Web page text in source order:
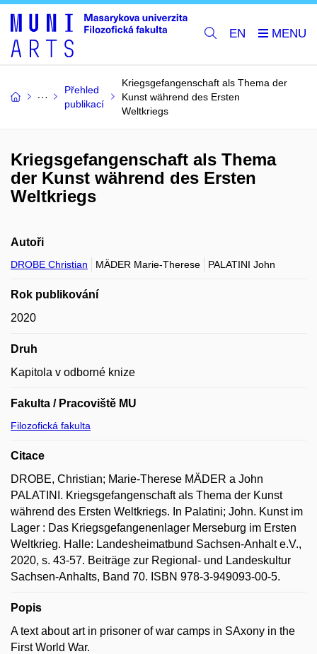
EN
Přehled
publikací
Kriegsgefangenschaft als Thema der
Kunst während des Ersten
Weltkriegs
Kriegsgefangenschaft als Thema
der Kunst während des Ersten
Weltkriegs
Autoři
DROBE Christian MÄDER Marie-Therese PALATINI John
Rok publikování
2020
Druh
Kapitola v odborné knize
Fakulta / Pracoviště MU
Filozofická fakulta
Citace
DROBE, Christian; Marie-Therese MÄDER a John
PALATINI. Kriegsgefangenschaft als Thema der Kunst
während des Ersten Weltkriegs. In Palatini; John. Kunst im
Lager : Das Kriegsgefangenenlager Merseburg im Ersten
Weltkrieg. Halle: Landesheimatbund Sachsen-Anhalt e.V.,
2020, s. 43-57. Beiträge zur Regional- und Landeskultur
Sachsen-Anhalts, Band 70. ISBN 978-3-949093-00-5.
Popis
A text about art in prisoner of war camps in SAxony in the
First World War.